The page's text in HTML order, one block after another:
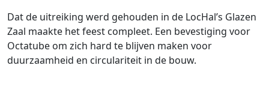
Dat de uitreiking werd gehouden in de LocHal’s Glazen
Zaal maakte het feest compleet. Een bevestiging voor
Octatube om zich hard te blijven maken voor
duurzaamheid en circulariteit in de bouw.